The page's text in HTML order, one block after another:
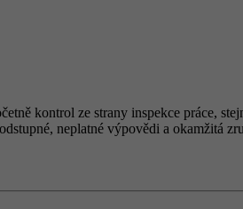
kontrol ze strany inspekce práce,
neplatné výpovědi a okamžitá